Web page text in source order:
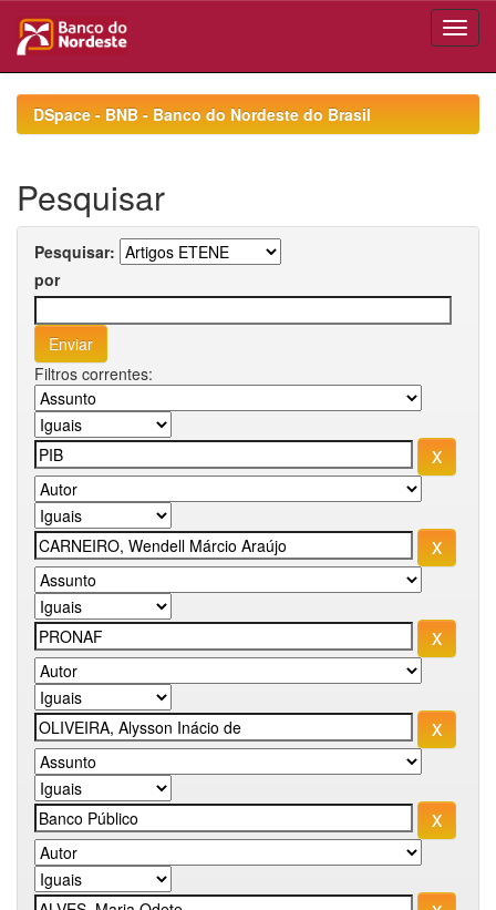
navigationDSpace - BNB - Banco do Nordeste do Brasil
Pesquisar
Pesquisar:
por
Filtros correntes: